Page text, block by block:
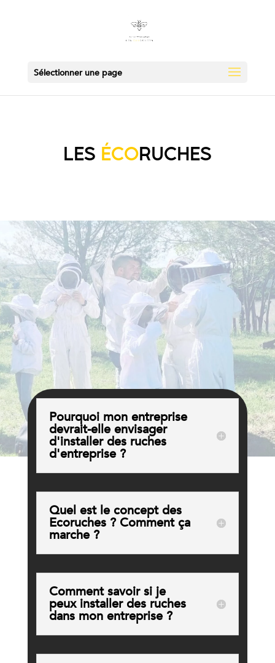
Sélectionner une page
LES ÉCORUCHES
Pourquoi mon entreprise
devrait-elle envisager
d'installer des ruches
d'entreprise ?
Quel est le concept des
Ecoruches ? Comment ça
marche ?
Comment savoir si je
peux installer des ruches
dans mon entreprise ?